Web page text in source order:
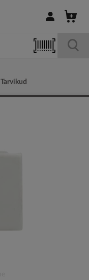
Logi sisse /
Tarvikud